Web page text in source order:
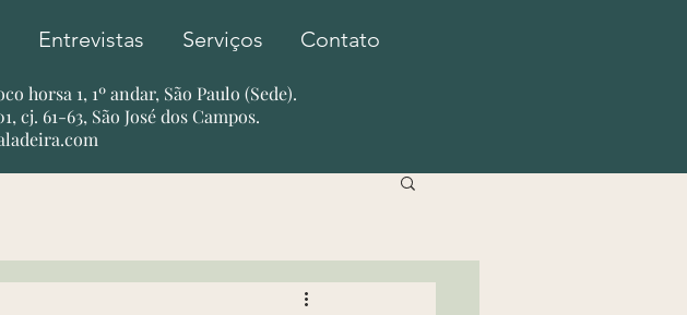
Entrevistas Serviços Contato
horsa 1, 1º andar, São Paulo (Sede).
cj. 61-63, São José dos Campos.